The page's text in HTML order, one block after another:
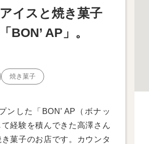
イスと焼き菓子
BON’ AP」。
焼き菓子
ンした「BON’ AP（ボナッ
経験を積んできた高澤さん
菓子のお店です。カウンタ